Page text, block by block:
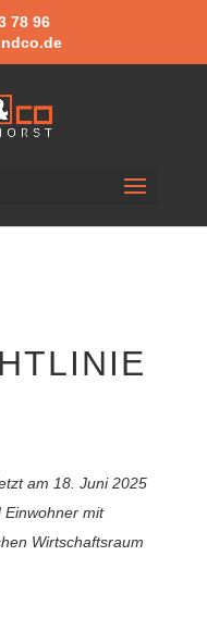
78 96
am 18. Juni 2025
mit
Wirtschaftsraum